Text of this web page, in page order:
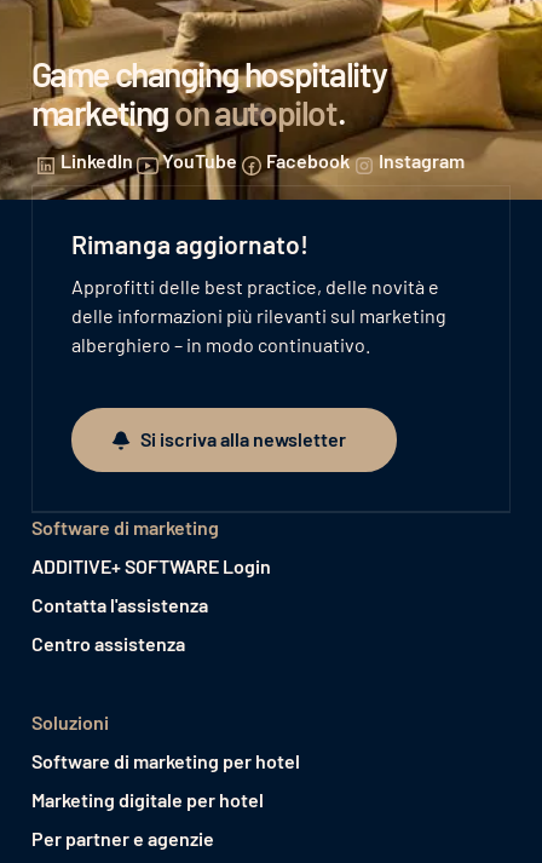
Game changing hospitality
marketingon autopilot.
LinkedIn YouTube Facebook Instagram
Rimanga aggiornato!
Approfitti delle best practice, delle novità e
delle informazioni più rilevanti sul marketing
alberghiero – in modo continuativo.
Si iscriva alla newsletter
Si iscriva alla newsletter
Software di marketing
ADDITIVE+ SOFTWARE Login
Contatta l'assistenza
Centro assistenza
Soluzioni
Software di marketing per hotel
Marketing digitale per hotel
Per partner e agenzie